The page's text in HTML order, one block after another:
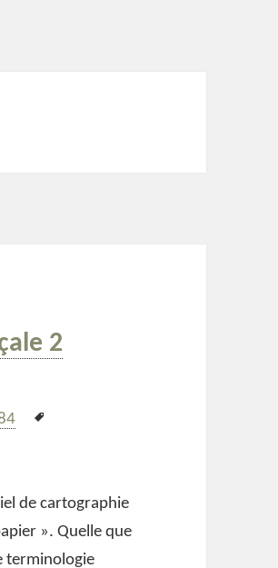
2
2
de cartographie
». Quelle que
terminologie